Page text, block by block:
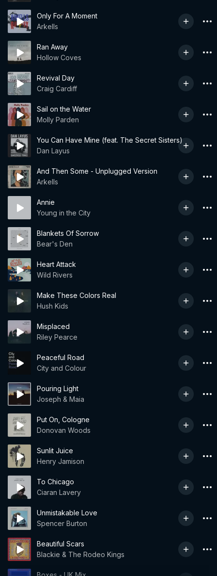
Only For A Moment
Arkells
Ran Away
Hollow Coves
Revival Day
Craig Cardiff
Sail on the Water
Molly Parden
You Can Have Mine (feat. The Secret Sisters)
Dan Layus
And Then Some - Unplugged Version
Arkells
Annie
Young in the City
Blankets Of Sorrow
Bear's Den
Heart Attack
Wild Rivers
Make These Colors Real
Hush Kids
Misplaced
Riley Pearce
Peaceful Road
City and Colour
Pouring Light
Joseph & Maia
Put On, Cologne
Donovan Woods
Sunlit Juice
Henry Jamison
To Chicago
Ciaran Lavery
Unmistakable Love
Spencer Burton
Beautiful Scars
Blackie & The Rodeo Kings